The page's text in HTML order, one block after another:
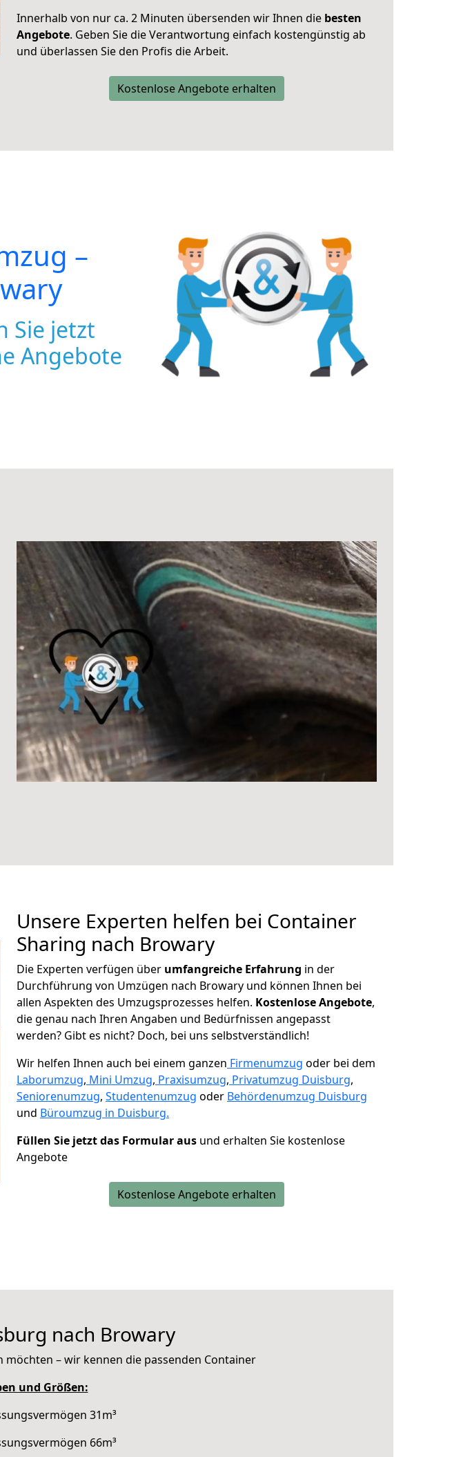
Innerhalb von nur ca. 2 Minuten übersenden wir Ihnen die besten
Angebote. Geben Sie die Verantwortung einfach kostengünstig ab
und überlassen Sie den Profis die Arbeit.
Kostenlose Angebote erhalten
–
Sie jetzt
Angebote
Unsere Experten helfen bei Container
Sharing nach Browary
Die Experten verfügen über umfangreiche Erfahrung in der
Durchführung von Umzügen nach Browary und können Ihnen bei
allen Aspekten des Umzugsprozesses helfen. Kostenlose Angebote,
die genau nach Ihren Angaben und Bedürfnissen angepasst
werden? Gibt es nicht? Doch, bei uns selbstverständlich!
Wir helfen Ihnen auch bei einem ganzen Firmenumzug oder bei dem
Laborumzug, Mini Umzug, Praxisumzug, Privatumzug Duisburg,
Seniorenumzug, Studentenumzug oder Behördenumzug Duisburg
und Büroumzug in Duisburg.
Füllen Sie jetzt das Formular aus und erhalten Sie kostenlose
Angebote
Kostenlose Angebote erhalten
nach Browary
– wir kennen die passenden Container
und Größen:
31m³
66m³